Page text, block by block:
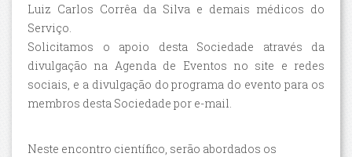
Luiz Carlos Corrêa da Silva e demais médicos do
Serviço.
Solicitamos o apoio desta Sociedade através da
divulgação na Agenda de Eventos no site e redes
sociais, e a divulgação do programa do evento para os
membros desta Sociedade por e-mail.
Neste encontro científico, serão abordados os